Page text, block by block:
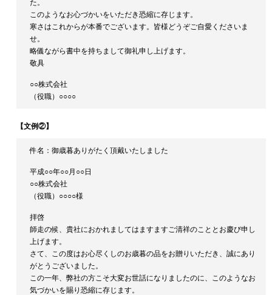
た。
このようなお心づかいをいただき恐縮に存じます。
寒さはこれからが本番でございます。皆様どうぞご自愛くださいま
せ。
略儀ながら書中を持ちまして御礼申し上げます。
敬具
○○株式会社
（役職）○○○○
【文例②】
件名：御歳暮ありがたく頂戴いたしました
平成○○年○○月○○日
○○株式会社
（役職）○○○○様
拝啓
師走の候、貴社におかれましてはますますご清祥のこととお慶び申し
上げます。
さて、この度はお心尽くしのお歳暮の品をお贈りいただき、誠にあり
がとうございました。
この一年、弊社の方こそ大変お世話になりましたのに、このようなお
気づかいを賜り恐縮に存じます。